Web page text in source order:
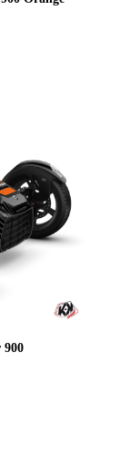
900